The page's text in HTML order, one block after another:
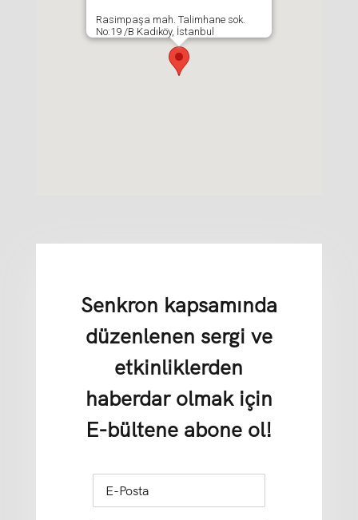
Rasimpaşa mah. Talimhane sok.
No:19 /B Kadıköy, İstanbul
Senkron kapsamında
düzenlenen sergi ve
etkinliklerden
haberdar olmak için
E-bültene abone ol!